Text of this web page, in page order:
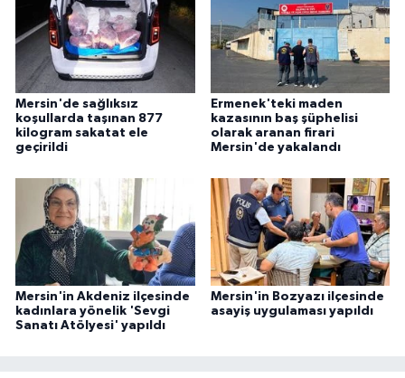
Mersin'de sağlıksız
koşullarda taşınan 877
kilogram sakatat ele
geçirildi
Ermenek'teki maden
kazasının baş şüphelisi
olarak aranan firari
Mersin'de yakalandı
Mersin'in Akdeniz ilçesinde
kadınlara yönelik 'Sevgi
Sanatı Atölyesi' yapıldı
Mersin'in Bozyazı ilçesinde
asayiş uygulaması yapıldı